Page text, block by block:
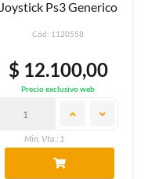
Joystick Ps3 Generico
Cód: 1120558
$ 12.100,00
Precio exclusivo web
Min. Vta.: 1